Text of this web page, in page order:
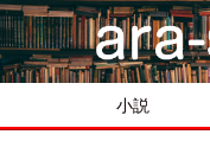
小説